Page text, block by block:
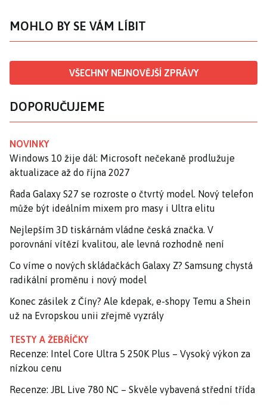
MOHLO BY SE VÁM LÍBIT
VŠECHNY NEJNOVĚJŠÍ ZPRÁVY
DOPORUČUJEME
NOVINKY
Windows 10 žije dál: Microsoft nečekaně prodlužuje
aktualizace až do října 2027
Řada Galaxy S27 se rozroste o čtvrtý model. Nový telefon
může být ideálním mixem pro masy i Ultra elitu
Nejlepším 3D tiskárnám vládne česká značka. V
porovnání vítězí kvalitou, ale levná rozhodně není
Co víme o nových skládačkách Galaxy Z? Samsung chystá
radikální proměnu i nový model
Konec zásilek z Číny? Ale kdepak, e-shopy Temu a Shein
už na Evropskou unii zřejmě vyzrály
TESTY A ŽEBŘÍČKY
Recenze: Intel Core Ultra 5 250K Plus – Vysoký výkon za
nízkou cenu
Recenze: JBL Live 780 NC – Skvěle vybavená střední třída